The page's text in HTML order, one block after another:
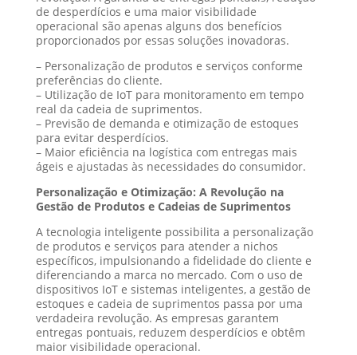
de desperdícios e uma maior visibilidade
operacional são apenas alguns dos benefícios
proporcionados por essas soluções inovadoras.
– Personalização de produtos e serviços conforme
preferências do cliente.
– Utilização de IoT para monitoramento em tempo
real da cadeia de suprimentos.
– Previsão de demanda e otimização de estoques
para evitar desperdícios.
– Maior eficiência na logística com entregas mais
ágeis e ajustadas às necessidades do consumidor.
Personalização e Otimização: A Revolução na
Gestão de Produtos e Cadeias de Suprimentos
A tecnologia inteligente possibilita a personalização
de produtos e serviços para atender a nichos
específicos, impulsionando a fidelidade do cliente e
diferenciando a marca no mercado. Com o uso de
dispositivos IoT e sistemas inteligentes, a gestão de
estoques e cadeia de suprimentos passa por uma
verdadeira revolução. As empresas garantem
entregas pontuais, reduzem desperdícios e obtêm
maior visibilidade operacional.